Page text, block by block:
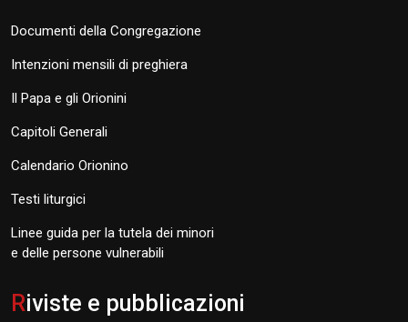
Documenti della Congregazione
Intenzioni mensili di preghiera
Il Papa e gli Orionini
Capitoli Generali
Calendario Orionino
Testi liturgici
Linee guida per la tutela dei minori
e delle persone vulnerabili
Riviste e pubblicazioni